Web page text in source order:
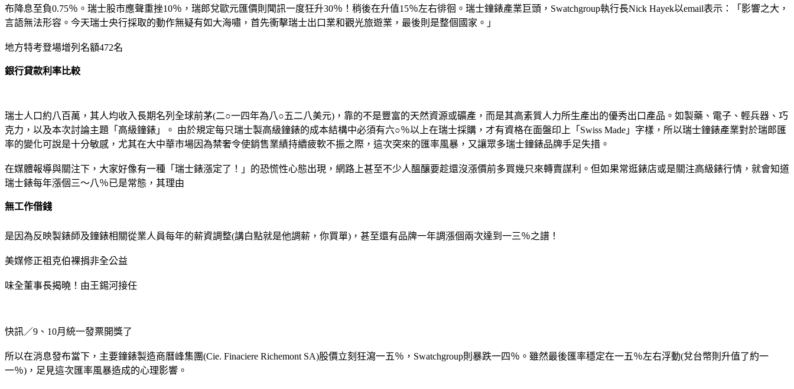
布降息至負0.75％。瑞士股市應聲重挫10％，瑞郎兌歐元匯價則聞訊一度狂升30％！稍後在升值15％左右徘徊。瑞士鐘錶產業巨頭，Swatchgroup執行長Nick Hayek以email表示：「影響之大，
言語無法形容。今天瑞士央行採取的動作無疑有如大海嘯，首先衝擊瑞士出口業和觀光旅遊業，最後則是整個國家。」
地方特考登場增列名額472名
銀行貸款利率比較
瑞士人口約八百萬，其人均收入長期名列全球前茅(二○一四年為八○五二八美元)，靠的不是豐富的天然資源或礦產，而是其高素質人力所生產出的優秀出口產品。如製藥、電子、輕兵器、巧
克力，以及本次討論主題「高級鐘錶」。 由於規定每只瑞士製高級鐘錶的成本結構中必須有六○％以上在瑞士採購，才有資格在面盤印上「Swiss Made」字樣，所以瑞士鐘錶產業對於瑞郎匯
率的變化可說是十分敏感，尤其在大中華市場因為禁奢令使銷售業績持續疲軟不振之際，這次突來的匯率風暴，又讓眾多瑞士鐘錶品牌手足失措。
在媒體報導與關注下，大家好像有一種「瑞士錶漲定了！」的恐慌性心態出現，網路上甚至不少人醞釀要趁還沒漲價前多買幾只來轉賣謀利。但如果常逛錶店或是關注高級錶行情，就會知道
瑞士錶每年漲個三～八％已是常態，其理由
無工作借錢
是因為反映製錶師及鐘錶相關從業人員每年的薪資調整(講白點就是他調薪，你買單)，甚至還有品牌一年調漲個兩次達到一三％之譜！
美媒修正祖克伯裸捐非全公益
味全董事長揭曉！由王錫河接任
快訊／9、10月統一發票開獎了
所以在消息發布當下，主要鐘錶製造商曆峰集團(Cie. Finaciere Richemont SA)股價立刻狂瀉一五％，Swatchgroup則暴跌一四％。雖然最後匯率穩定在一五％左右浮動(兌台幣則升值了約一
一％)，足見這次匯率風暴造成的心理影響。